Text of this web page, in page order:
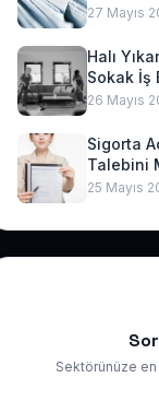
Geliri
27 Mayıs
Halı
Sokak İş
26 Mayıs
Sigorta
Talebini
25 Mayıs
Sektörünüze